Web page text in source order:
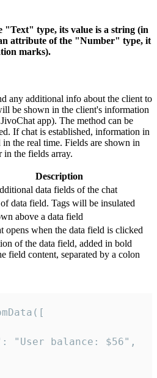
"Text" type, its value is a string (in
attribute of the "Number" type, it
marks).
any additional info about the client to
be shown in the client's information
app). The method can be
If chat is established, information in
the real time. Fields are shown in
in the fields array.
Description
data fields of the chat
data field. Tags will be insulated
above a data field
opens when the data field is clicked
of the data field, added in bold
field content, separated by a colon
"User balance: $56",